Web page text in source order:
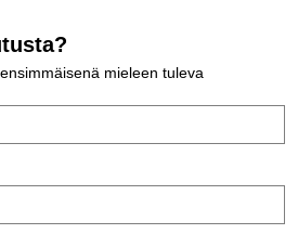
mieleen tuleva